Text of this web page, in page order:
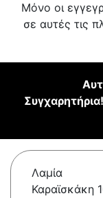
Μόνο οι
σε αυτές τις
Συγχαρητήρια!
Λαμία
Καραϊσκάκη